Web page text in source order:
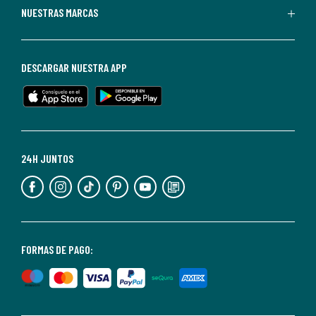
de
en
cualquier
Para
información,
puedes
nuestra
de
privacidad</2>.
NUESTRAS MARCAS
FORMAS DE PAGO:
24H JUNTOS
DESCARGAR NUESTRA APP